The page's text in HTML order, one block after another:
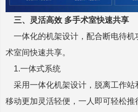
三、
灵活高效 多手术室快速共享
一体化的机架设计，配合断电待机
术室间快速共享。
1.一体式系统
采用一体化机架设计，脱离工作站
移动更加灵活轻便，一人即可轻松